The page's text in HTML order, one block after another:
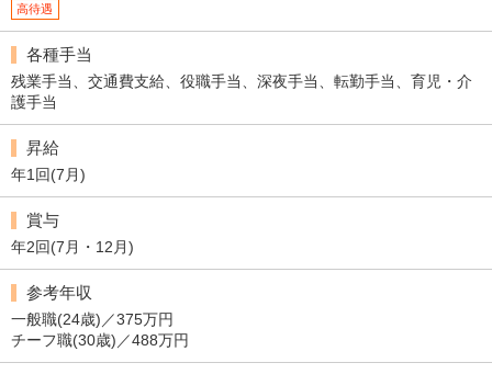
高待遇
各種手当
残業手当、交通費支給、役職手当、深夜手当、転勤手当、育児・介
護手当
昇給
年1回(7月)
賞与
年2回(7月・12月)
参考年収
一般職(24歳)／375万円
チーフ職(30歳)／488万円